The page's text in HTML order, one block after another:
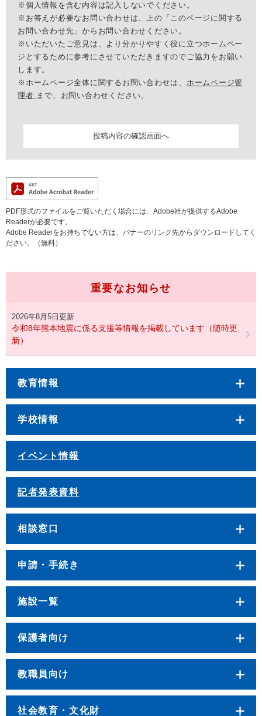
※個人情報を含む内容は記入しないでください。
※お答えが必要なお問い合わせは、上の「このページに関する
お問い合わせ先」からお問い合わせください。
※いただいたご意見は、より分かりやすく役に立つホームペー
ジとするために参考にさせていただきますのでご協力をお願い
します。
※ホームページ全体に関するお問い合わせは、 ホームページ管
理者 まで、お問い合わせください。
PDF形式のファイルをご覧いただく場合には、Adobe社が提供するAdobe
Readerが必要です。
Adobe Readerをお持ちでない方は、バナーのリンク先からダウンロードしてく
ださい。（無料）
重要なお知らせ
2026年8月5日更新
令和8年熊本地震に係る支援等情報を掲載しています（随時更
新）
教育情報
学校情報
イベント情報
記者発表資料
相談窓口
申請・手続き
施設一覧
保護者向け
教職員向け
社会教育・文化財